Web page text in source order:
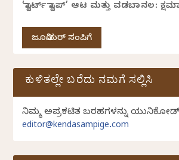
‘ಸ್ಟಾರ್ಟ್ ಸ್ಟಾಪ್’ ಆಟ ಮತ್ತು ವಡಬಾನಲ:
ಜೂನಿಯರ್ ಸಂಪಿಗೆ
ಕುಳಿತಲ್ಲೇ ಬರೆದು ನಮಗೆ ಸಲ್ಲಿಸಿ
ನಿಮ್ಮ ಅಪ್ರಕಟಿತ ಬರಹಗಳನ್ನು ಯುನಿಕೋಡ್
editor@kendasampige.com